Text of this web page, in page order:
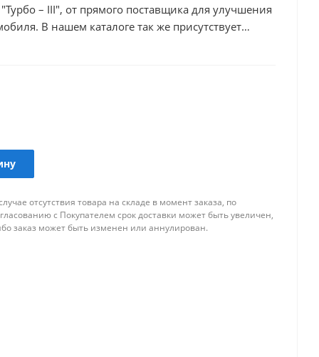
– III", от прямого поставщика для улучшения
салона автомобиля.
отсутствия товара на складе в момент заказа, по
с Покупателем срок доставки может быть увеличен,
заказ может быть изменен или аннулирован.